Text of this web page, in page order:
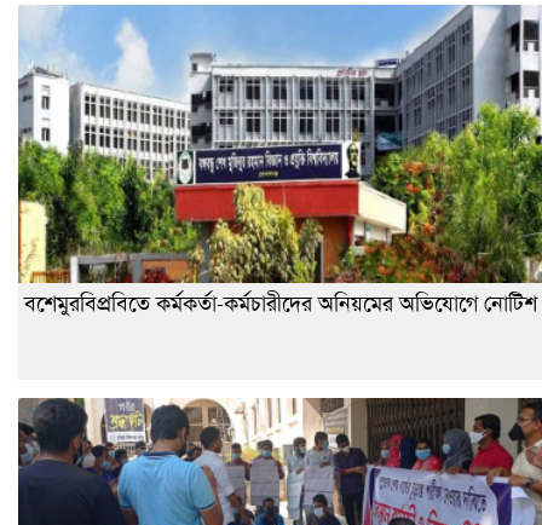
বশেমুরবিপ্রবিতে কর্মকর্তা-কর্মচারীদের অনিয়মের অভিযোগে নোটিশ